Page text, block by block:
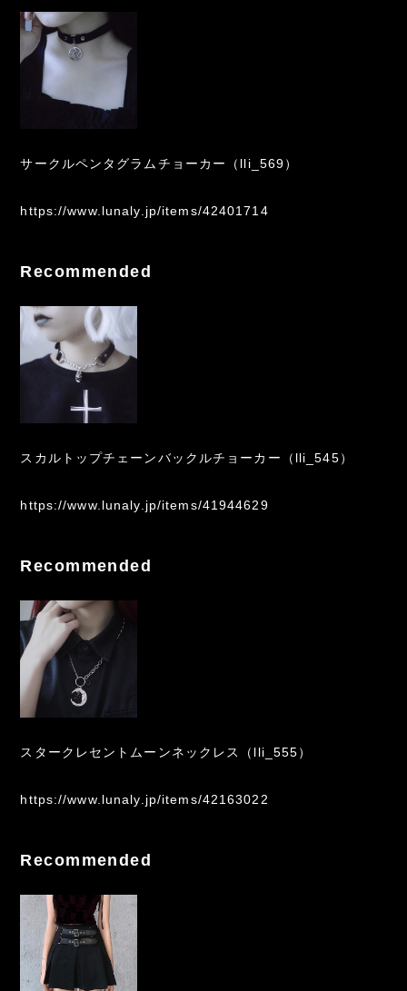
サークルペンタグラムチョーカー（lli_569）
https://www.lunaly.jp/items/42401714
Recommended
スカルトップチェーンバックルチョーカー（lli_545）
https://www.lunaly.jp/items/41944629
Recommended
スタークレセントムーンネックレス（lli_555）
https://www.lunaly.jp/items/42163022
Recommended